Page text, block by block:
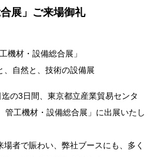
展」ご来場御礼
・設備総合展」
自然と、技術の設備展
の3日間、東京都立産業貿易センタ
工機材・設備総合展」に出展いたし
者で賑わい、弊社ブースにも、多く